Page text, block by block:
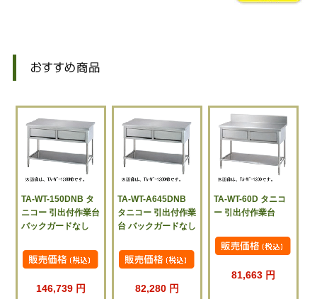
TA-WT-150DNB タ
ニコー 引出付作業台
バックガードなし
146,739 円
TA-WT-A645DNB
タニコー 引出付作業
台 バックガードなし
82,280 円
TA-WT-60D タニコ
ー 引出付作業台
81,663 円